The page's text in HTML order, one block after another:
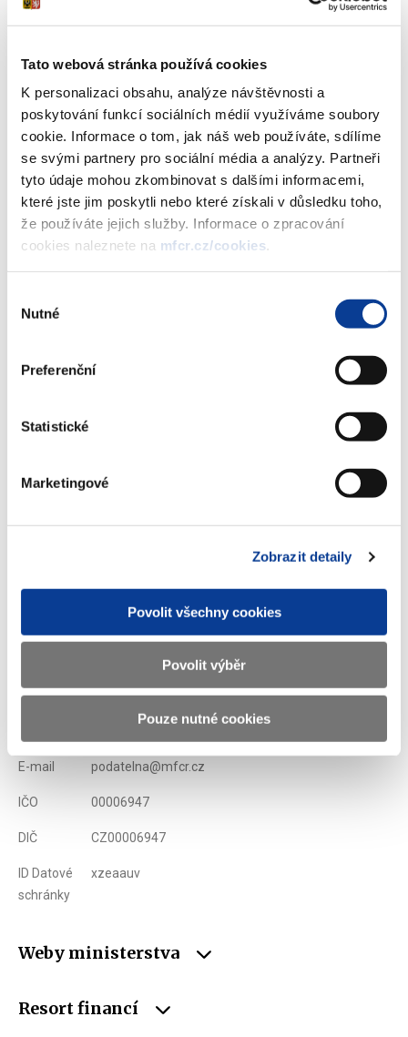
Tato webová stránka používá cookies
K personalizaci obsahu, analýze návštěvnosti a
poskytování funkcí sociálních médií využíváme soubory
cookie. Informace o tom, jak náš web používáte, sdílíme
se svými partnery pro sociální média a analýzy. Partneři
tyto údaje mohou zkombinovat s dalšími informacemi,
které jste jim poskytli nebo které získali v důsledku toho,
že používáte jejich služby. Informace o zpracování
cookies naleznete na mfcr.cz/cookies.
souhlasu
Nutné
Preferenční
Statistické
Marketingové
Zobrazit detaily
Povolit všechny cookies
Povolit výběr
Pouze nutné cookies
Dokumenty ke stažení
Oznámení Ministerstva financí o
vydání 5. tranše REINVESTIČNÍHO
státního dluhopisu České republiky,
2020-2026 V, formou reinvestice
Doporučeno 36 ×
Ministerstvo financí ČR
Adresa Letenská 15, 118 10 Praha
E-mail podatelna@mfcr.cz
IČO 00006947
DIČ CZ00006947
ID Datové
schránky
xzeaauv
Weby ministerstva
Resort financí